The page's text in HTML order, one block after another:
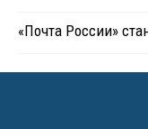
«Почта России»